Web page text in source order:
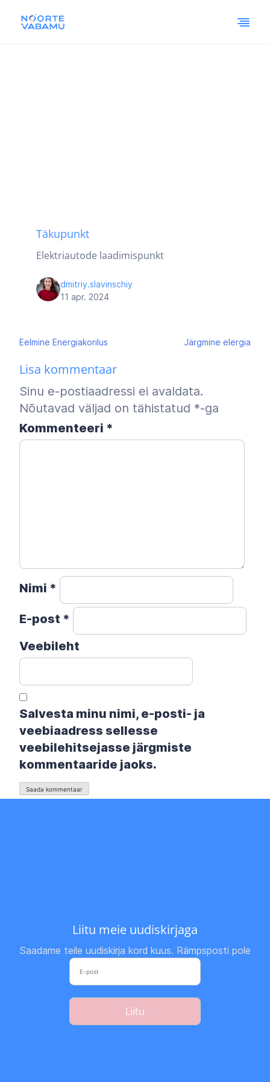
Täkupunkt
Elektriautode laadimispunkt
dmitriy.slavinschiy
11 apr. 2024
Navigeerimine
Eelmine Energiakorilus Järgmine elergia
Lisa kommentaar
Sinu e-postiaadressi ei avaldata.
Nõutavad väljad on tähistatud *-ga
Kommenteeri *
Nimi *
E-post *
Veebileht
Salvesta minu nimi, e-posti- ja
veebiaadress sellesse
veebilehitsejasse järgmiste
kommentaaride jaoks.
Liitu meie uudiskirjaga
Saadame teile uudiskirja kord kuus. Rämpsposti pole
Liitu